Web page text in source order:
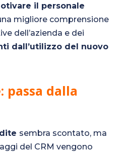
il personale
migliore comprensione
dell’azienda e dei
dall’utilizzo del nuovo
passa dalla
sembra scontato, ma
del CRM vengono